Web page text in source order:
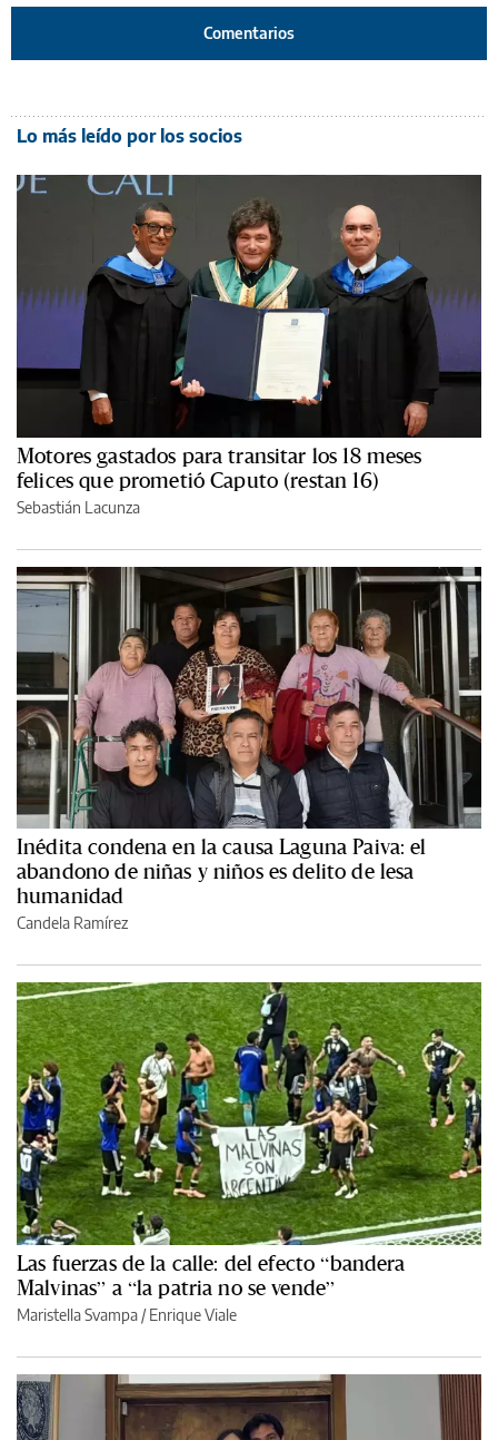
Comentarios
Lo más leído por los socios
Motores gastados para transitar los 18 meses
felices que prometió Caputo (restan 16)
Sebastián Lacunza
Inédita condena en la causa Laguna Paiva: el
abandono de niñas y niños es delito de lesa
humanidad
Candela Ramírez
Las fuerzas de la calle: del efecto “bandera
Malvinas” a “la patria no se vende”
Maristella Svampa /Enrique Viale